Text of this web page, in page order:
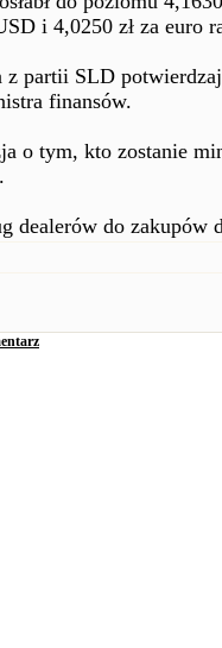
i 4,0250 zł za euro
z partii SLD
finansów.
o tym, kto zostanie
dealerów do